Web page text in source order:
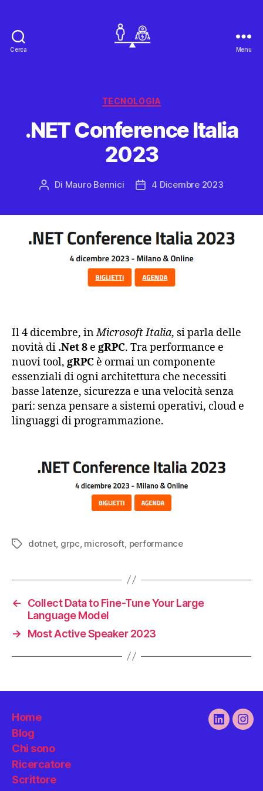
Cerca Menu
Categorie
TECNOLOGIA
.NET Conference Italia
2023
Autore
Di Mauro Bennici
Data4 Dicembre 2023
Il 4 dicembre, inMicrosoft Italia, si parla delle
novità di .Net 8 e gRPC. Tra performance e
nuovi tool, gRPC è ormai un componente
essenziali di ogni architettura che necessiti
basse latenze, sicurezza e una velocità senza
pari: senza pensare a sistemi operativi, cloud e
linguaggi di programmazione.
Tag dotnet, grpc microsoft performance
←
Collect Data to Fine-Tune Your Large
Language Model
→
Most Active Speaker 2023
Home
Blog
Chi sono
Ricercatore
Scrittore
Linkedin